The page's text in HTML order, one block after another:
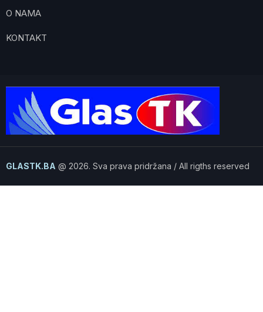
O NAMA
KONTAKT
GLASTK.BA @ 2026. Sva prava pridržana / All rigths reserved